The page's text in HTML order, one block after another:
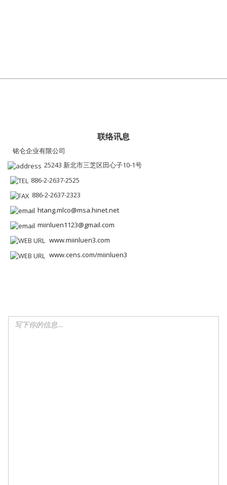
联络讯息
铭仑企业有限公司
25243 新北市三芝区田心子10-1号
886-2-2637-2525
886-2-2637-2323
htang.mlco@msa.hinet.net
miinluen1123@gmail.com
www.miinluen3.com
www.cens.com/miinluen3